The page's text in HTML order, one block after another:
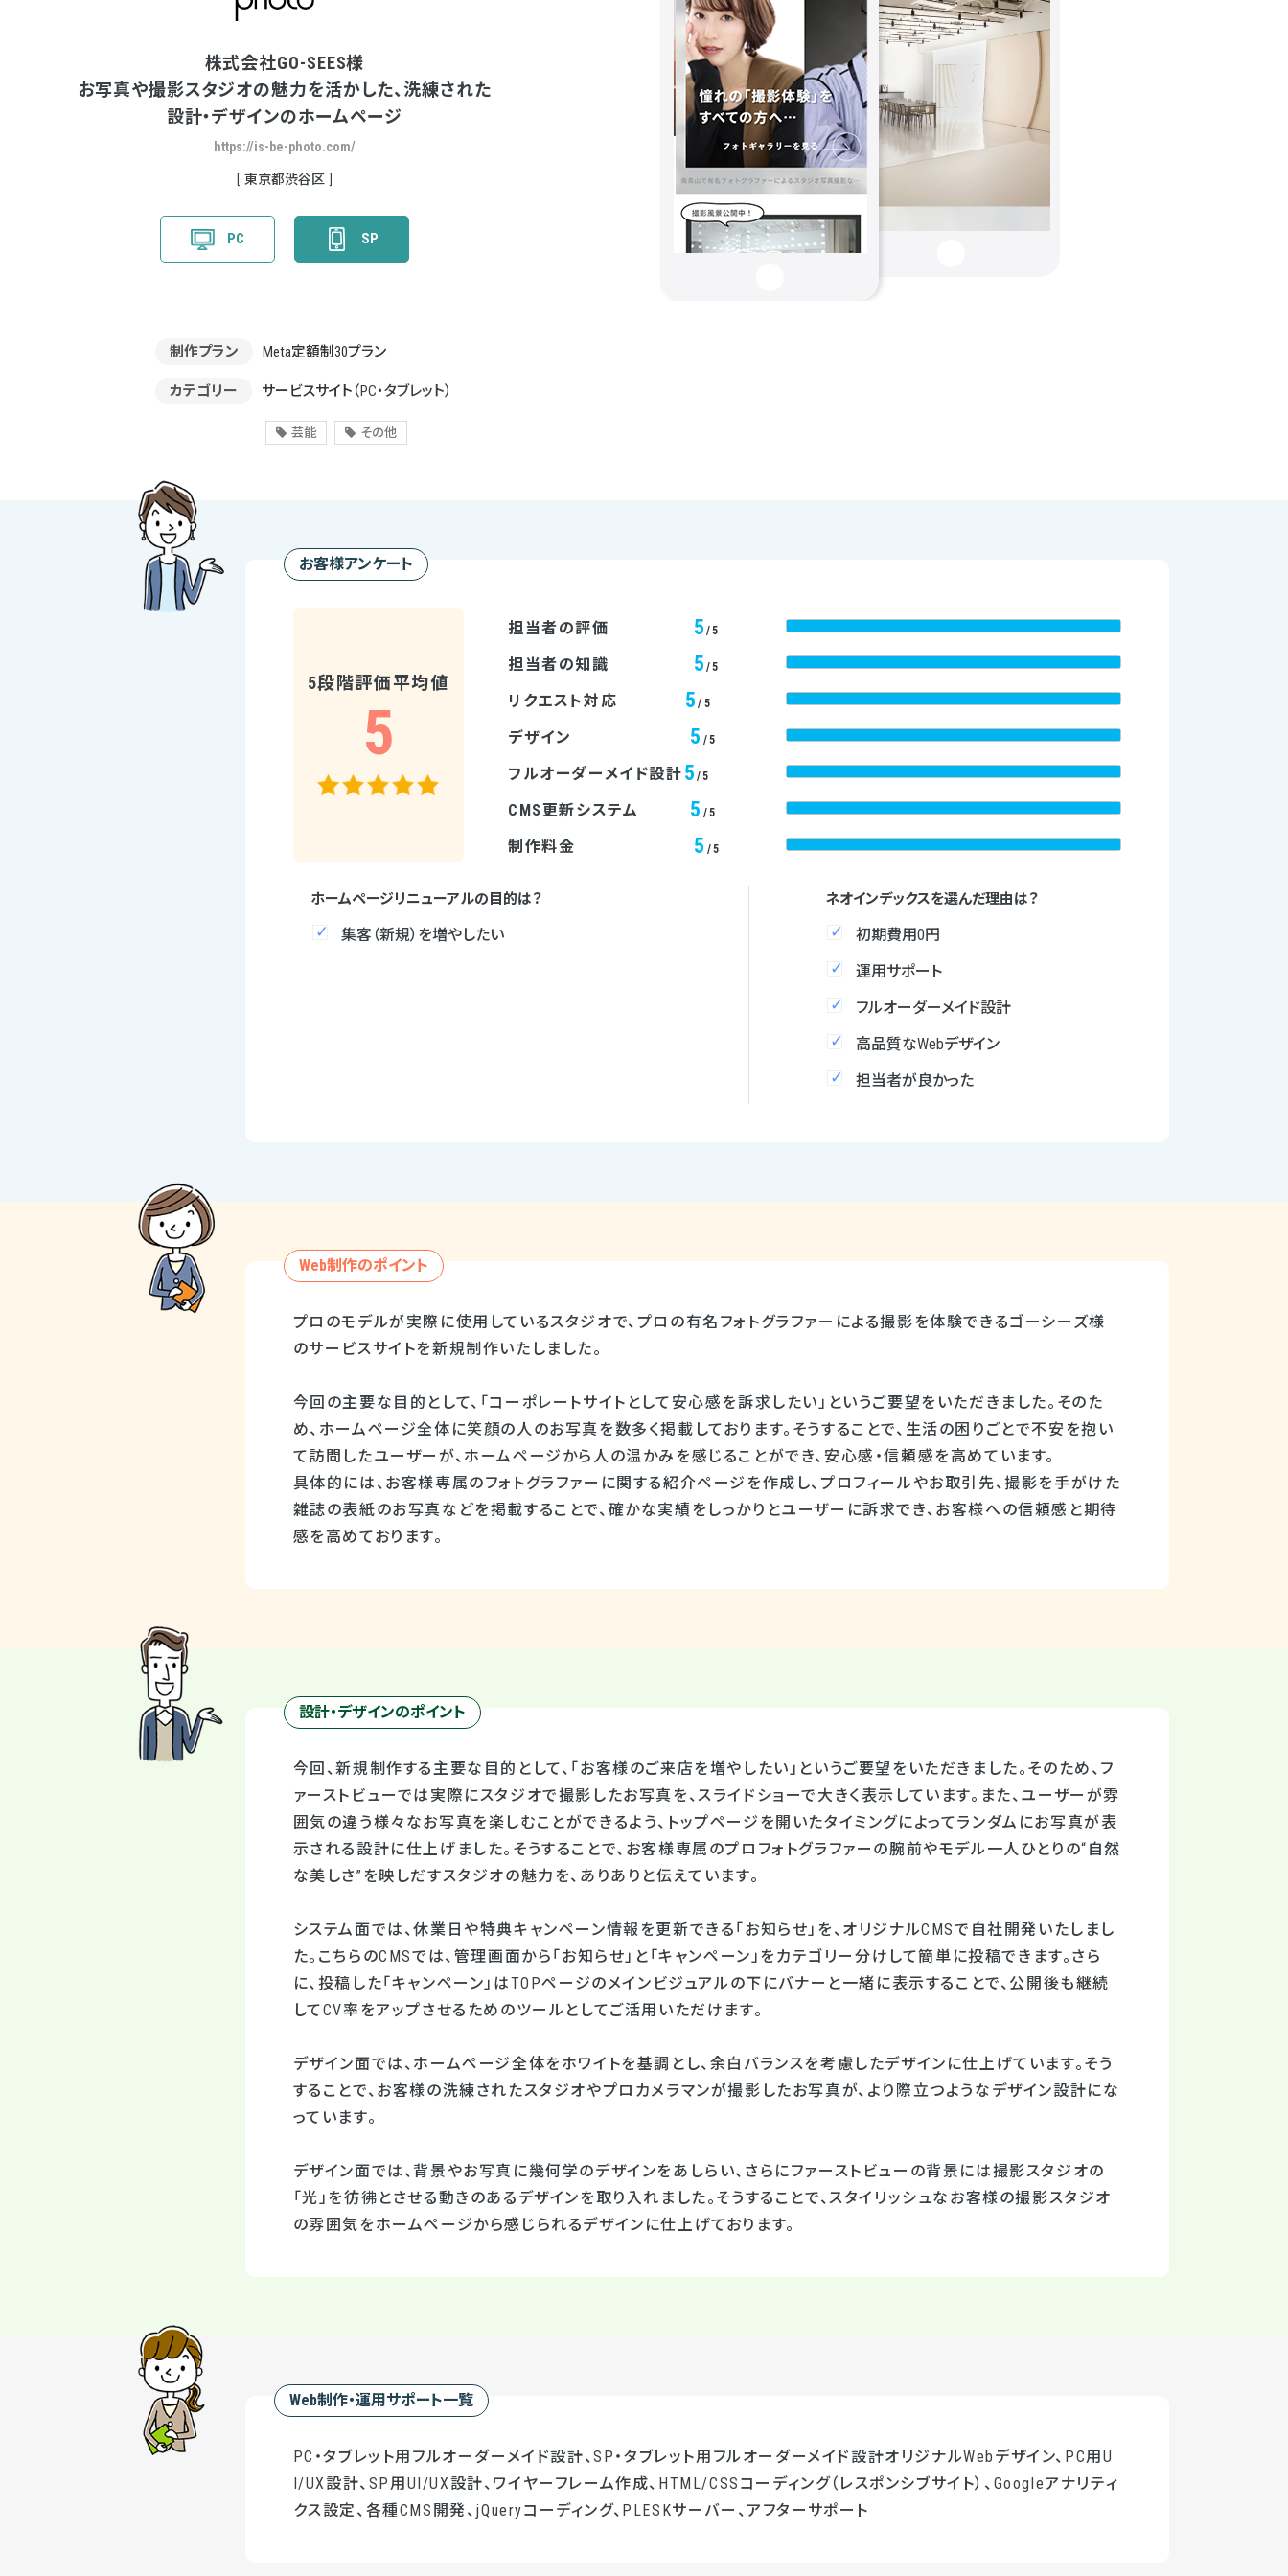
株式会社GO-SEES様
お写真や撮影スタジオの魅力を活かした、洗練された
設計・デザインのホームページ
https://is-be-photo.com/
東京都渋谷区
PC SP
制作プラン Meta定額制30プラン
カテゴリー サービスサイト （PC・タブレット）
芸能 その他
お客様アンケート
5段階評価平均値
5
担当者の評価 5 /5
担当者の知識 5 /5
リクエスト対応 5/5
デザイン 5 /5
フルオーダーメイド設計 5 /5
CMS更新システム 5 /5
制作料金 5 /5
ホームページリニューアルの目的は？
集客（新規）を増やしたい
ネオインデックスを選んだ理由は？
初期費用0円
運用サポート
フルオーダーメイド設計
高品質なWebデザイン
担当者が良かった
Web制作のポイント
プロのモデルが実際に使用しているスタジオで、プロの有名フォトグラファーによる撮影を体験できるゴーシーズ様
のサービスサイトを新規制作いたしました。
今回の主要な目的として、「コーポレートサイトとして安心感を訴求したい」というご要望をいただきました。そのた
め、ホームページ全体に笑顔の人のお写真を数多く掲載しております。そうすることで、生活の困りごとで不安を抱い
て訪問したユーザーが、ホームページから人の温かみを感じることができ、安心感・信頼感を高めています。
具体的には、お客様専属のフォトグラファーに関する紹介ページを作成し、プロフィールやお取引先、撮影を手がけた
雑誌の表紙のお写真などを掲載することで、確かな実績をしっかりとユーザーに訴求でき、お客様への信頼感と期待
感を高めております。
設計・デザインのポイント
今回、新規制作する主要な目的として、「お客様のご来店を増やしたい」というご要望をいただきました。そのため、フ
ァーストビューでは実際にスタジオで撮影したお写真を、スライドショーで大きく表示しています。また、ユーザーが雰
囲気の違う様々なお写真を楽しむことができるよう、トップページを開いたタイミングによってランダムにお写真が表
示される設計に仕上げました。そうすることで、お客様専属のプロフォトグラファーの腕前やモデル一人ひとりの“自然
な美しさ”を映しだすスタジオの魅力を、ありありと伝えています。
システム面では、休業日や特典キャンペーン情報を更新できる「お知らせ」を、オリジナルCMSで自社開発いたしまし
た。こちらのCMSでは、管理画面から「お知らせ」と「キャンペーン」をカテゴリー分けして簡単に投稿できます。さら
に、投稿した「キャンペーン」はTOPページのメインビジュアルの下にバナーと一緒に表示することで、公開後も継続
してCV率をアップさせるためのツールとしてご活用いただけます。
デザイン面では、ホームページ全体をホワイトを基調とし、余白バランスを考慮したデザインに仕上げています。そう
することで、お客様の洗練されたスタジオやプロカメラマンが撮影したお写真が、より際立つようなデザイン設計にな
っています。
デザイン面では、背景やお写真に幾何学のデザインをあしらい、さらにファーストビューの背景には撮影スタジオの
「光」を彷彿とさせる動きのあるデザインを取り入れました。そうすることで、スタイリッシュなお客様の撮影スタジオ
の雰囲気をホームページから感じられるデザインに仕上げております。
Web制作・運用サポート一覧
PC・タブレット用フルオーダーメイド設計、SP・タブレット用フルオーダーメイド設計オリジナルWebデザイン、PC用U
I/UX設計、SP用UI/UX設計、ワイヤーフレーム作成、HTML/CSSコーディング（レスポンシブサイト）、Googleアナリティ
クス設定、各種CMS開発、jQueryコーディング、PLESKサーバー、アフターサポート